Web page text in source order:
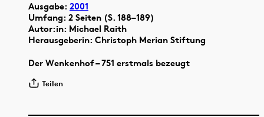
Ausgabe: 2001
Umfang: 2 Seiten (S. 188–189)
Autor:in: Michael Raith
Herausgeberin: Christoph Merian Stiftung
Der Wenkenhof – 751 erstmals bezeugt
Teilen